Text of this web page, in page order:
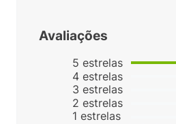
Avaliações
5 estrelas
4 estrelas
3 estrelas
2 estrelas
1 estrelas